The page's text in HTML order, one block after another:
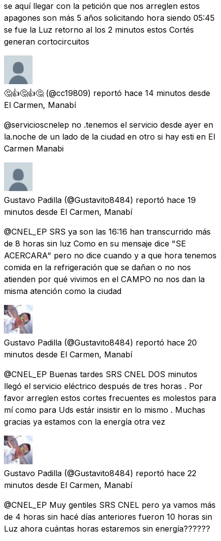
se aquí llegar con la petición que nos arreglen estos
apagones son más 5 años solicitando hora siendo 05:45
se fue la Luz retorno al los 2 minutos estos Cortés
generan cortocircuitos
🤔👍🤔👍🤔 (@cc19809) reportó hace 14 minutos desde
El Carmen, Manabí
@servicioscnelep no .tenemos el servicio desde ayer en
la.noche de un lado de la ciudad en otro si hay esti en El
Carmen Manabi
Gustavo Padilla (@Gustavito8484) reportó hace 19
minutos desde El Carmen, Manabí
@CNEL_EP SRS ya son las 16:16 han transcurrido más
de 8 horas sin luz Como en su mensaje dice "SE
ACERCARA" pero no dice cuando y a que hora tenemos
comida en la refrigeración que se dañan o no nos
atienden por qué vivimos en el CAMPO no nos dan la
misma atención como la ciudad
Gustavo Padilla (@Gustavito8484) reportó hace 20
minutos desde El Carmen, Manabí
@CNEL_EP Buenas tardes SRS CNEL DOS minutos
llegó el servicio eléctrico después de tres horas . Por
favor arreglen estos cortes frecuentes es molestos para
mí como para Uds estár insistir en lo mismo . Muchas
gracias ya estamos con la energía otra vez
Gustavo Padilla (@Gustavito8484) reportó hace 22
minutos desde El Carmen, Manabí
@CNEL_EP Muy gentiles SRS CNEL pero ya vamos más
de 4 horas sin hacé días anteriores fueron 10 horas sin
Luz ahora cuántas horas estaremos sin energía??????